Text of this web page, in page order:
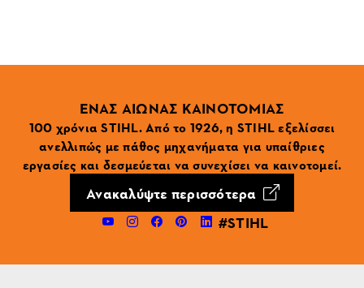
ΕΝΑΣ ΑΙΩΝΑΣ ΚΑΙΝΟΤΟΜΙΑΣ
100 χρόνια STIHL. Από το 1926, η STIHL εξελίσσει
ανελλιπώς με πάθος μηχανήματα για υπαίθριες
εργασίες και δεσμεύεται να συνεχίσει να καινοτομεί.
Ανακαλύψτε περισσότερα
#STIHL